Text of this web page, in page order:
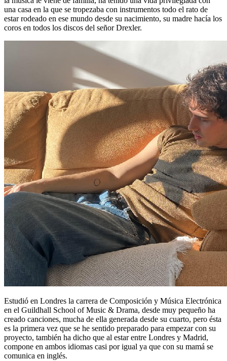
una casa en la que se tropezaba con instrumentos todo el rato de
estar rodeado en ese mundo desde su nacimiento, su madre hacía los
coros en todos los discos del señor Drexler.
Estudió en Londres la carrera de Composición y Música Electrónica
en el Guildhall School of Music & Drama, desde muy pequeño ha
creado canciones, mucha de ella generada desde su cuarto, pero ésta
es la primera vez que se he sentido preparado para empezar con su
proyecto, también ha dicho que al estar entre Londres y Madrid,
compone en ambos idiomas casi por igual ya que con su mamá se
comunica en inglés.